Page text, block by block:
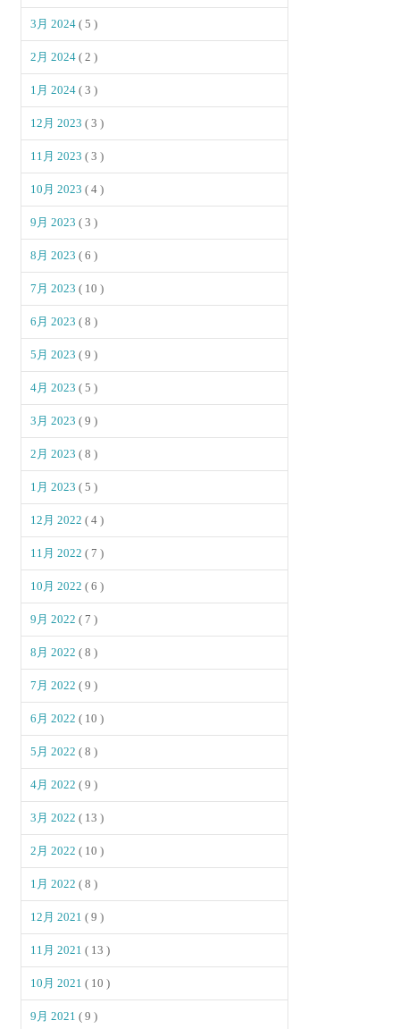
3月 2024( 5 )
2月 2024( 2 )
1月 2024( 3 )
12月 2023( 3 )
11月 2023( 3 )
10月 2023( 4 )
9月 2023( 3 )
8月 2023( 6 )
7月 2023( 10 )
6月 2023( 8 )
5月 2023( 9 )
4月 2023( 5 )
3月 2023( 9 )
2月 2023( 8 )
1月 2023( 5 )
12月 2022( 4 )
11月 2022( 7 )
10月 2022( 6 )
9月 2022( 7 )
8月 2022( 8 )
7月 2022( 9 )
6月 2022( 10 )
5月 2022( 8 )
4月 2022( 9 )
3月 2022( 13 )
2月 2022( 10 )
1月 2022( 8 )
12月 2021( 9 )
11月 2021( 13 )
10月 2021( 10 )
9月 2021( 9 )